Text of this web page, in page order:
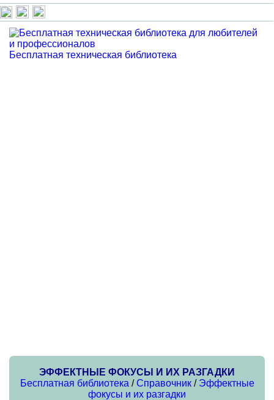
Бесплатная техническая библиотека
ЭФФЕКТНЫЕ ФОКУСЫ И ИХ РАЗГАДКИ
Бесплатная библиотека /Справочник/ Эффектные
фокусы и их разгадки